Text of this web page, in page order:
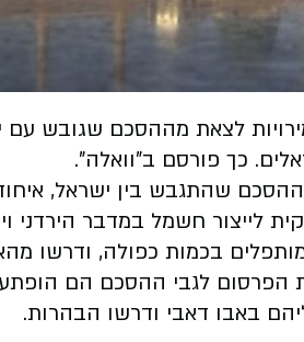
לצאת מההסכם שגובש עם
כך פורסם ב"וואלה".
שהתגבש בין ישראל, איחוד
לייצור חשמל במדבר הירדני
בכמות כפולה, ודרשו
הפרסום לגבי ההסכם הם
באבו דאבי ודרשו הבהרות.